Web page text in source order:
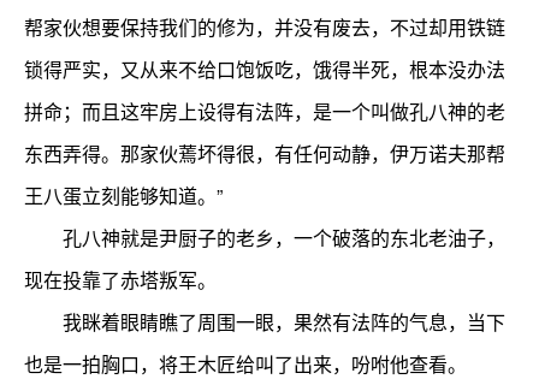
帮家伙想要保持我们的修为，并没有废去，不过却用铁链
锁得严实，又从来不给口饱饭吃，饿得半死，根本没办法
拼命；而且这牢房上设得有法阵，是一个叫做孔八神的老
东西弄得。那家伙蔫坏得很，有任何动静，伊万诺夫那帮
王八蛋立刻能够知道。”
孔八神就是尹厨子的老乡，一个破落的东北老油子，
现在投靠了赤塔叛军。
我眯着眼睛瞧了周围一眼，果然有法阵的气息，当下
也是一拍胸口，将王木匠给叫了出来，吩咐他查看。